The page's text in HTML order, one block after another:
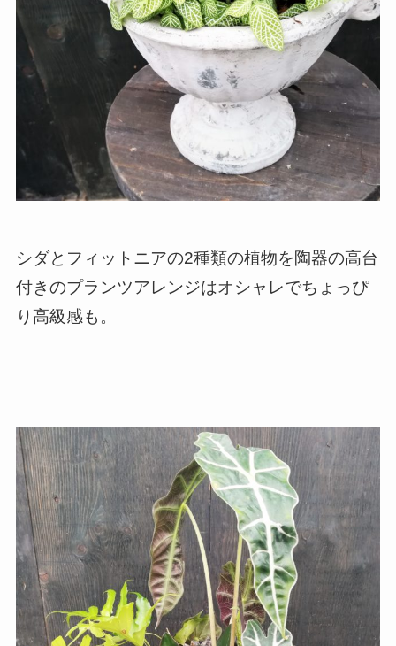
シダとフィットニアの2種類の植物を陶器の高台
付きのプランツアレンジはオシャレでちょっぴ
り高級感も。